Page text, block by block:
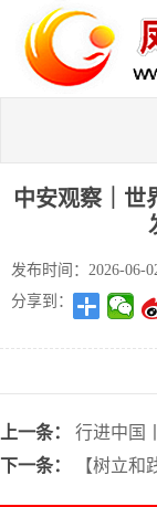
中安观察｜世
发布时间：2026-06-
分享到：
上一条：
行进中国
下一条：
【树立